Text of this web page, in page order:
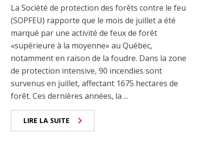
La Société de protection des forêts contre le feu
(SOPFEU) rapporte que le mois de juillet a été
marqué par une activité de feux de forêt
«supérieure à la moyenne» au Québec,
notamment en raison de la foudre. Dans la zone
de protection intensive, 90 incendies sont
survenus en juillet, affectant 1675 hectares de
forêt. Ces dernières années, la ...
LIRE LA SUITE